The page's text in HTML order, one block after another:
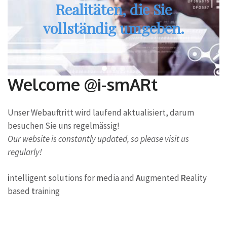
Realitäten, die Sie
vollständig umgeben.
Welcome @i-smARt
Unser Webauftritt wird laufend aktualisiert, darum
besuchen Sie uns regelmässig!
Our website is constantly updated, so please visit us
regularly!
intelligentsolutions formedia and Augmented Reality
based training